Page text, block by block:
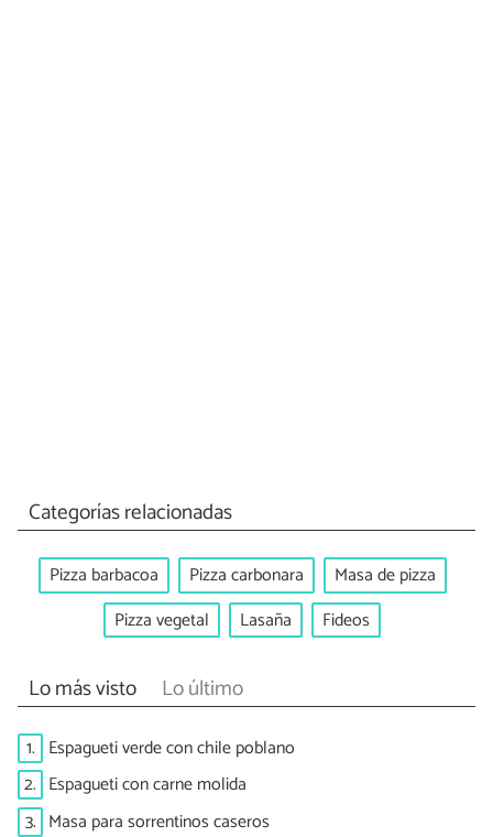
Categorías relacionadas
Pizza barbacoa Pizza carbonara
Masa de pizza
Pizza vegetal
Lasaña Fideos
Lo más visto Lo último
1. Espagueti verde con chile poblano
2. Espagueti con carne molida
3. Masa para sorrentinos caseros